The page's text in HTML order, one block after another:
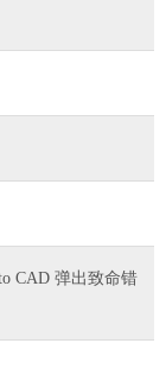
CAD 弹出致命错